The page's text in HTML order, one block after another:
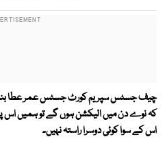
چیف جسٹس سپریم کورٹ جسٹس عمر عطا
کہ نوے دن میں الیکشن ہوں گے تو ہمیں اس
اس کے سوا کوئی دوسرا راستہ نہیں۔